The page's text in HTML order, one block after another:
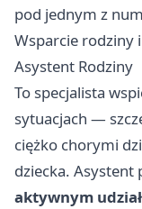
pod jednym z
Wsparcie rodziny
Asystent Rodziny
To specjalista
sytuacjach —
ciężko chorymi
dziecka. Asystent
aktywnym